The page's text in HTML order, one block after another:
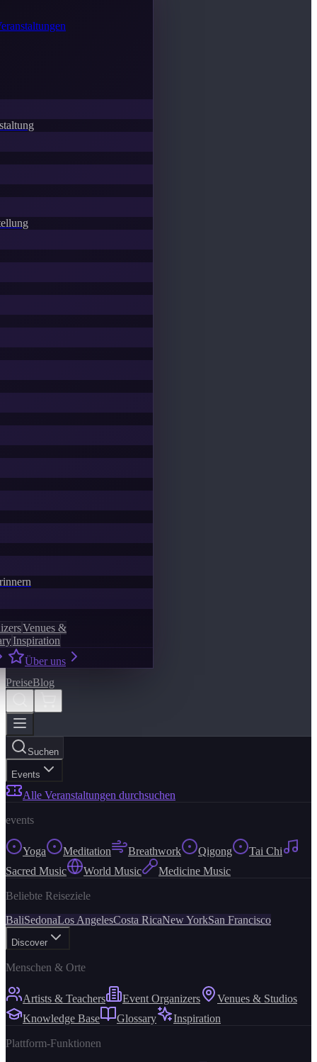
Venues &
Inspiration
Über uns
PreiseBlog
Suchen
Events
Alle Veranstaltungen durchsuchen
events
Yoga Meditation Breathwork Qigong
Tai Chi
Sacred Music
World Music Medicine Music
Beliebte Reiseziele
BaliSedonaLos AngelesCosta RicaNew YorkSan Francisco
Discover
Menschen & Orte
Artists & Teachers Event Organizers
Venues & Studios
Knowledge Base
Glossary Inspiration
Plattform-Funktionen